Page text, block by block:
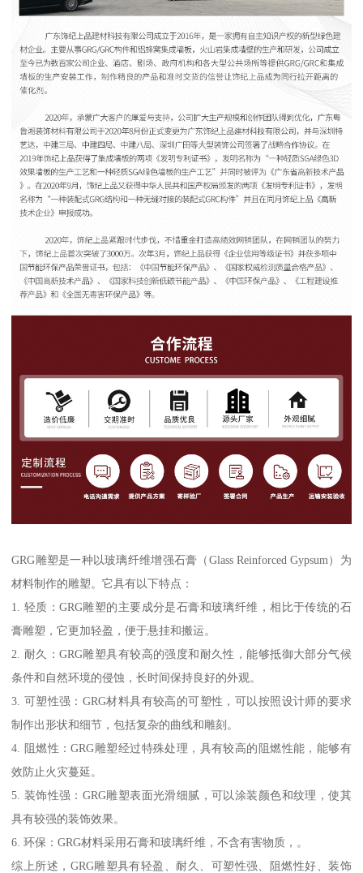
GRG雕塑是一种以玻璃纤维增强石膏（Glass Reinforced Gypsum）为
材料制作的雕塑。它具有以下特点：
1. 轻质：GRG雕塑的主要成分是石膏和玻璃纤维，相比于传统的石
膏雕塑，它更加轻盈，便于悬挂和搬运。
2. 耐久：GRG雕塑具有较高的强度和耐久性，能够抵御大部分气候
条件和自然环境的侵蚀，长时间保持良好的外观。
3. 可塑性强：GRG材料具有较高的可塑性，可以按照设计师的要求
制作出形状和细节，包括复杂的曲线和雕刻。
4. 阻燃性：GRG雕塑经过特殊处理，具有较高的阻燃性能，能够有
效防止火灾蔓延。
5. 装饰性强：GRG雕塑表面光滑细腻，可以涂装颜色和纹理，使其
具有较强的装饰效果。
6. 环保：GRG材料采用石膏和玻璃纤维，不含有害物质，。
综上所述，GRG雕塑具有轻盈、耐久、可塑性强、阻燃性好、装饰